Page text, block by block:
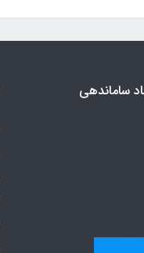
ساماندهی